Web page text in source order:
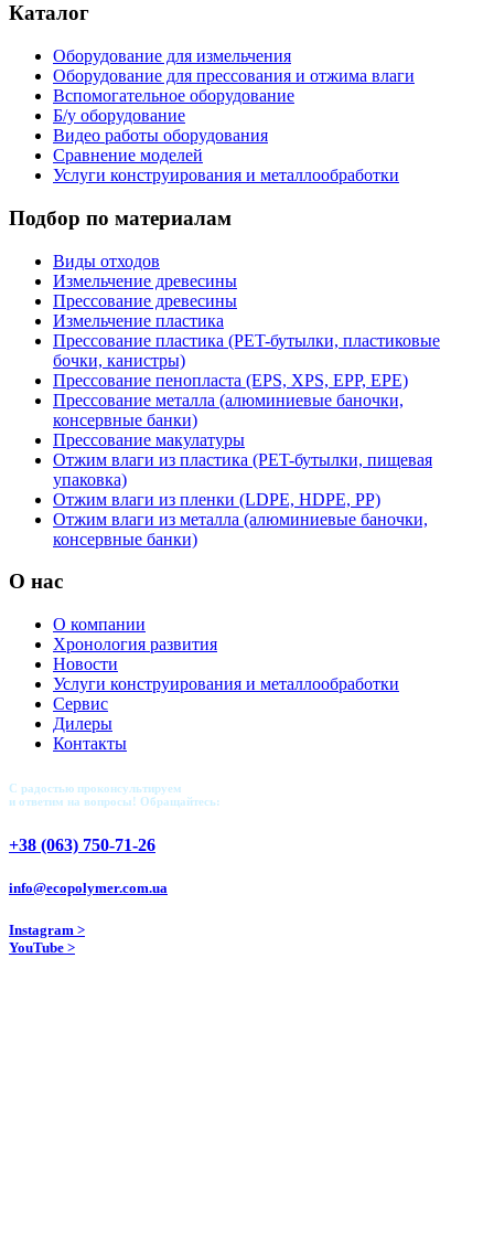
Каталог
Оборудование для измельчения
Оборудование для прессования и отжима влаги
Вспомогательное оборудование
Б/у оборудование
Видео работы оборудования
Сравнение моделей
Услуги конструирования и металлообработки
Подбор по материалам
Виды отходов
Измельчение древесины
Прессование древесины
Измельчение пластика
Прессование пластика (PET-бутылки, пластиковые
бочки, канистры)
Прессование пенопласта (EPS, XPS, EPP, EPE)
Прессование металла (алюминиевые баночки,
консервные банки)
Прессование макулатуры
Отжим влаги из пластика (PET-бутылки, пищевая
упаковка)
Отжим влаги из пленки (LDPE, HDPE, PP)
Отжим влаги из металла (алюминиевые баночки,
консервные банки)
О нас
О компании
Хронология развития
Новости
Услуги конструирования и металлообработки
Сервис
Дилеры
Контакты
С радостью проконсультируем
и ответим на вопросы! Обращайтесь:
+38 (063) 750-71-26
info@ecopolymer.com.ua
Instagram >
YouTube >